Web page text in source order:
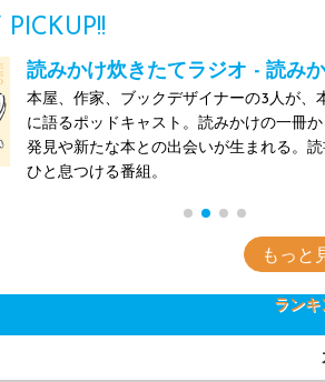
読みかけ炊きたてラジオ - 読み
本屋、作家、ブックデザイナーの3人が、
に語るポッドキャスト。読みかけの一冊
発見や新たな本との出会いが生まれる。
ひと息つける番組。
もっと
ラン